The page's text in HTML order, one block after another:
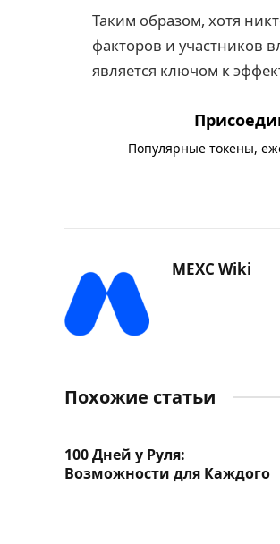
Таким образом, хотя
факторов и участников
является ключом к
Популярные токены,
MEXC Wiki
Похожие статьи
100 Дней у Руля:
Возможности для Каждого